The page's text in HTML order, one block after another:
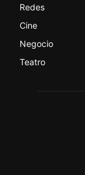
Redes
Cine
Negocio
Teatro